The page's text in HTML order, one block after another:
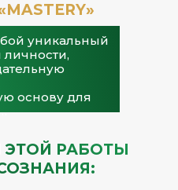
уникальный
личности,
основу для
ЭТОЙ РАБОТЫ